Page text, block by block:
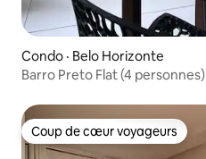
Condo · Belo Horizonte
Barro Preto Flat (4 personnes)
Coup de cœur voyageurs
Coup de cœur voyageurs